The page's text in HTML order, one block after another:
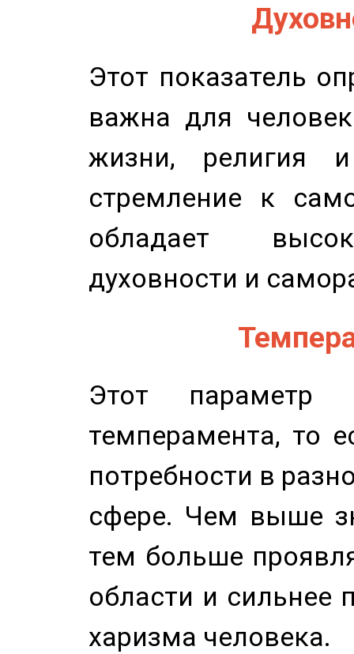
Этот показатель
важна для
жизни, религия
стремление к
обладает
духовности и
Этот параметр
темперамента, то
потребности в
сфере. Чем выше
тем больше
области и сильнее
харизма человека.